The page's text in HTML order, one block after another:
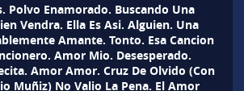
Polvo Enamorado. Buscando Una
Vendra. Ella Es Asi. Alguien. Una
Amante. Tonto. Esa Cancion
Amor Mio. Desesperado.
Amor Amor. Cruz De Olvido (Con
Muñiz) No Valio La Pena. El Amor